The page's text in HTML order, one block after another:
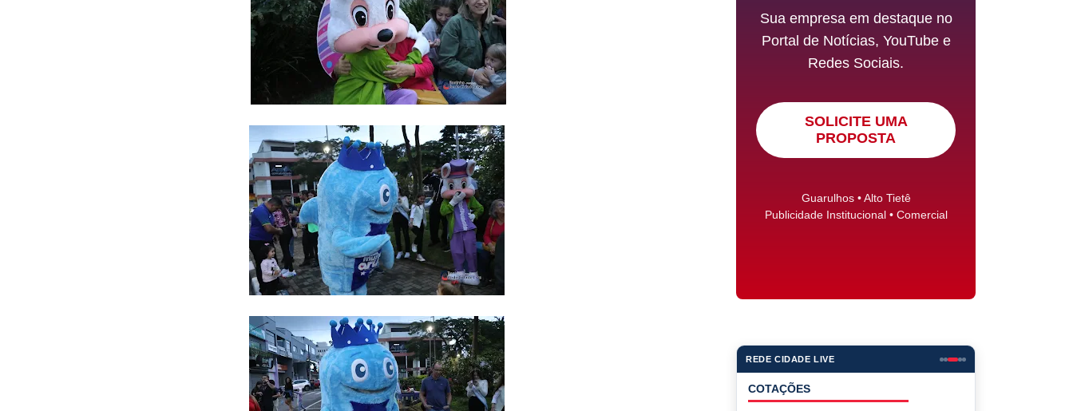
Sua empresa em destaque no
Portal de Notícias, YouTube e
Redes Sociais.
SOLICITE UMA
PROPOSTA
Guarulhos • Alto Tietê
Publicidade Institucional • Comercial
REDE CIDADE LIVE
COTAÇÕES